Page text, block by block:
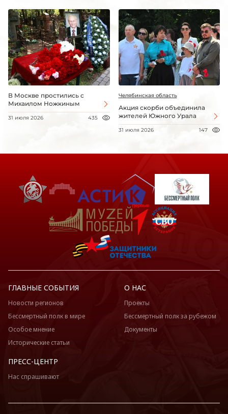
В Москве простились с
Михаилом Ножкиным
31 июля 2026 435
Челябинская область
Акция скорби объединила
жителей Южного Урала
31 июля 2026 147
ГЛАВНЫЕ СОБЫТИЯ
Новости регионов
Бессмертный полк в мире
Особое мнение
Исторические статьи
О НАС
Проекты
Бессмертный полк за рубежом
Документы
ПРЕСС-ЦЕНТР
Нас спрашивают